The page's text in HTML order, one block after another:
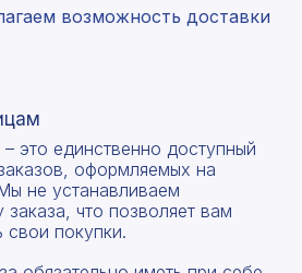
возможность доставки
это единственно доступный
оформляемых на
не устанавливаем
что позволяет вам
свои покупки.